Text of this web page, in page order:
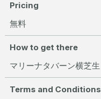
Pricing
無料
How to get there
マリーナタバーン横芝生
Terms and Conditions